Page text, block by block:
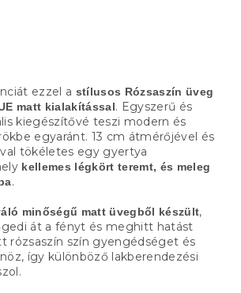
ezzel a stílusos Rózsaszín üveg
matt kialakítással. Egyszerű és
kiegészítővé teszi modern és
egyaránt. 13 cm átmérőjével és
tökéletes egy gyertya
kellemes légkört teremt, és meleg
.
minőségű matt üvegből készült,
át a fényt és meghitt hatást
rózsaszín szín gyengédséget és
így különböző lakberendezési